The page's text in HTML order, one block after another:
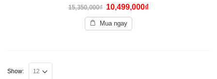
0
out
of
5
15,350,000₫ 10,499,000₫
Mua ngay
Show: